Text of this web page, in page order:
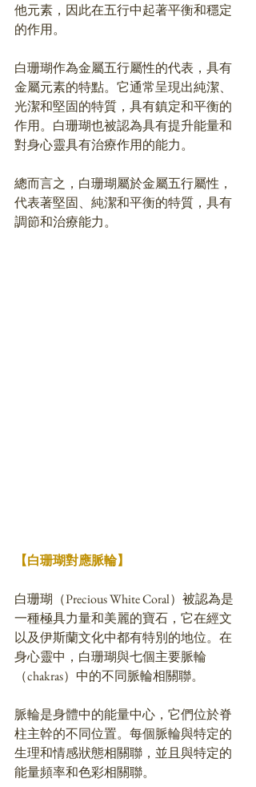
他元素，因此在五行中起著平衡和穩定
的作用。
白珊瑚作為金屬五行屬性的代表，具有
金屬元素的特點。它通常呈現出純潔、
光潔和堅固的特質，具有鎮定和平衡的
作用。白珊瑚也被認為具有提升能量和
對身心靈具有治療作用的能力。
總而言之，白珊瑚屬於金屬五行屬性，
代表著堅固、純潔和平衡的特質，具有
調節和治療能力。
【白珊瑚對應脈輪】
白珊瑚（Precious White Coral）被認為是
一種極具力量和美麗的寶石，它在經文
以及伊斯蘭文化中都有特別的地位。在
身心靈中，白珊瑚與七個主要脈輪
（chakras）中的不同脈輪相關聯。
脈輪是身體中的能量中心，它們位於脊
柱主幹的不同位置。每個脈輪與特定的
生理和情感狀態相關聯，並且與特定的
能量頻率和色彩相關聯。